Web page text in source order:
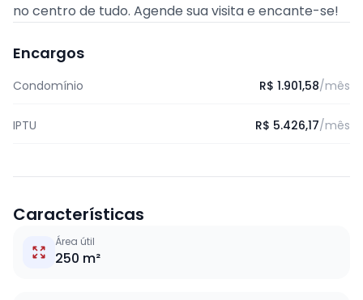
no centro de tudo. Agende sua visita e encante-se!
Encargos
Condomínio R$ 1.901,58/mês
IPTU R$ 5.426,17/mês
Características
Área útil
250 m²